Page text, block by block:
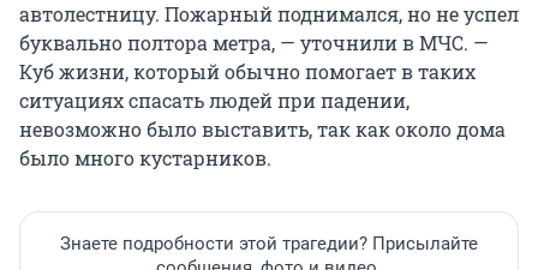
автолестницу. Пожарный поднимался, но не успел
буквально полтора метра, — уточнили в МЧС. —
Куб жизни, который обычно помогает в таких
ситуациях спасать людей при падении,
невозможно было выставить, так как около дома
было много кустарников.
Знаете подробности этой трагедии? Присылайте